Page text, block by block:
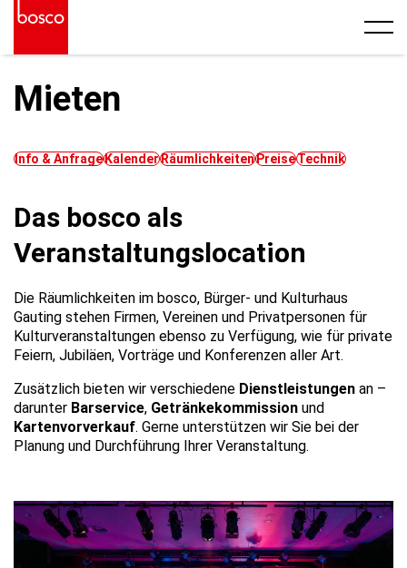
Mieten
Info & AnfrageKalenderRäumlichkeitenPreiseTechnik
Das bosco als
Veranstaltungslocation
Die Räumlichkeiten im bosco, Bürger- und Kulturhaus
Gauting stehen Firmen, Vereinen und Privatpersonen für
Kulturveranstaltungen ebenso zu Verfügung, wie für private
Feiern, Jubiläen, Vorträge und Konferenzen aller Art.
Zusätzlich bieten wir verschiedene Dienstleistungen an –
darunter Barservice, Getränkekommission und
Kartenvorverkauf. Gerne unterstützen wir Sie bei der
Planung und Durchführung Ihrer Veranstaltung.